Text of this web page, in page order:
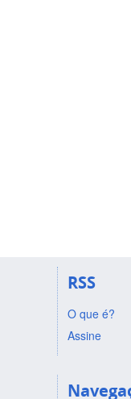
RSS
O que é?
Assine